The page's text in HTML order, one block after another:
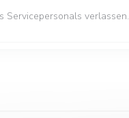
Servicepersonals verlassen.